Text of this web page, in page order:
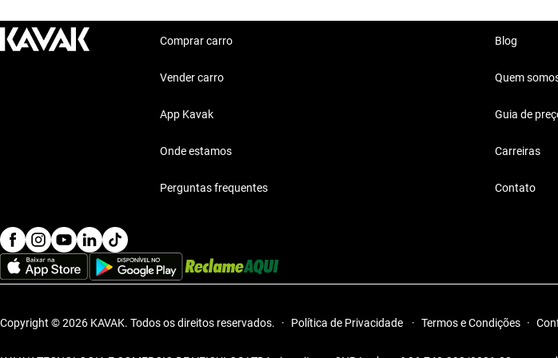
Motor: Motor eficiente
Combustível: Consumo optimizado
Conforto: Conforto premium
O GLA 200 oferece uma experiência premium em um SUV, perfeito para aventuras.
Comprar carro
Vender carro
App Kavak
Onde estamos
Perguntas frequentes
Blog
Quem
Guia de
Carreiras
Contato
Copyright © 2026 KAVAK. Todos os direitos reservados. · Política de Privacidade · Termos e Condições ·